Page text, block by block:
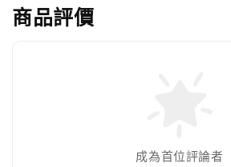
商品評價
成為首位評論者